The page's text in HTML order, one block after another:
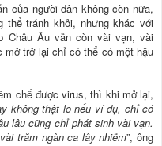
của người dân không còn nữa,
thể tránh khỏi, nhưng khác với
Châu Âu vẫn còn vài vạn, vài
trở lại chỉ có thể có một hậu
chế được virus, thì khi mở lại,
không thật lo nếu ví dụ, chỉ có
lâu cũng chỉ phát sinh vài vạn.
trăm ngàn ca lây nhiễm”, ông